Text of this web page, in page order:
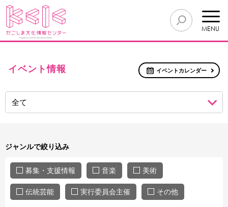
MENU
イベント情報 イベントカレンダー
ジャンルで絞り込み
募集・支援情報 音楽 美術
伝統芸能 実行委員会主催 その他